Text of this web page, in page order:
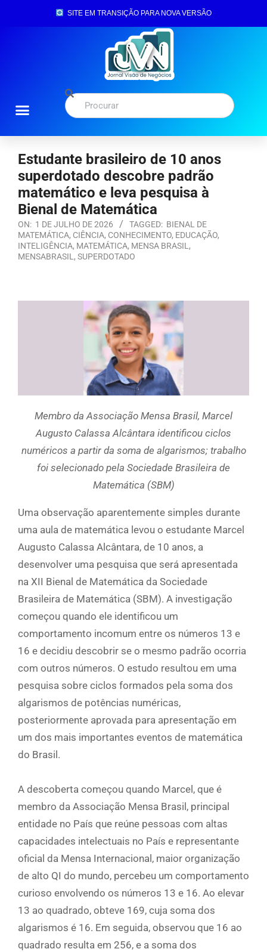
SITE EM TRANSIÇÃO PARA NOVA VERSÃO
Estudante brasileiro de 10 anos
superdotado descobre padrão
matemático e leva pesquisa à
Bienal de Matemática
ON: 1 DE JULHO DE 2026 TAGGED: BIENAL DE
MATEMÁTICA, CIÊNCIA, CONHECIMENTO, EDUCAÇÃO,
INTELIGÊNCIA, MATEMÁTICA, MENSA BRASIL ,
MENSABRASIL , SUPERDOTADO
Membro da Associação Mensa Brasil, Marcel
Augusto Calassa Alcântara identificou ciclos
numéricos a partir da soma de algarismos; trabalho
foi selecionado pela Sociedade Brasileira de
Matemática (SBM)
Uma observação aparentemente simples durante
uma aula de matemática levou o estudante Marcel
Augusto Calassa Alcântara, de 10 anos, a
desenvolver uma pesquisa que será apresentada
na XII Bienal de Matemática da Sociedade
Brasileira de Matemática (SBM). A investigação
começou quando ele identificou um
comportamento incomum entre os números 13 e
16 e decidiu descobrir se o mesmo padrão ocorria
com outros números. O estudo resultou em uma
pesquisa sobre ciclos formados pela soma dos
algarismos de potências numéricas,
posteriormente aprovada para apresentação em
um dos mais importantes eventos de matemática
do Brasil.
A descoberta começou quando Marcel, que é
membro da Associação Mensa Brasil, principal
entidade no País que reúne pessoas com altas
capacidades intelectuais no País e representante
oficial da Mensa Internacional, maior organização
de alto QI do mundo, percebeu um comportamento
curioso envolvendo os números 13 e 16. Ao elevar
13 ao quadrado, obteve 169, cuja soma dos
algarismos é 16. Em seguida, observou que 16 ao
quadrado resulta em 256, e a soma dos